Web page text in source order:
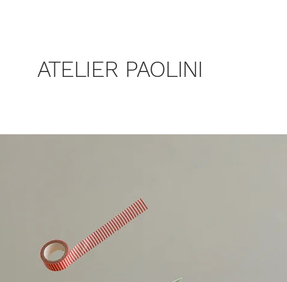
ATELIER PAOLINI